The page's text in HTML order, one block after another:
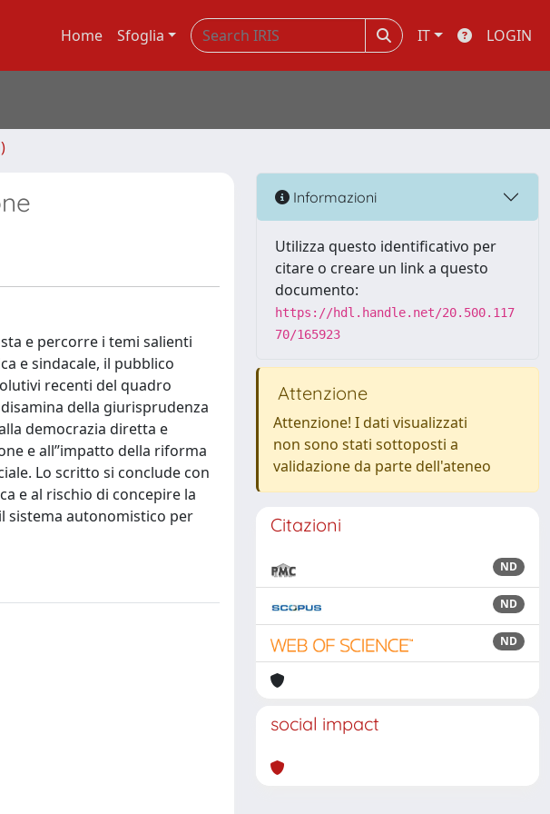
Home Sfoglia IT LOGIN
e percorre i temi salienti
e sindacale, il pubblico
recenti del quadro
della giurisprudenza
democrazia diretta e
e all’’impatto della riforma
Lo scritto si conclude con
e al rischio di concepire la
sistema autonomistico per
Informazioni
Utilizza questo identificativo per
citare o creare un link a questo
documento:
https://hdl.handle.net/20.500.117
70/165923
Attenzione
Attenzione! I dati visualizzati
non sono stati sottoposti a
validazione da parte dell'ateneo
Citazioni
ND
ND
ND
social impact